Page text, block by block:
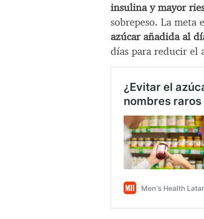
insulina y mayor
sobrepeso. La meta
azúcar añadida al
días para reducir el